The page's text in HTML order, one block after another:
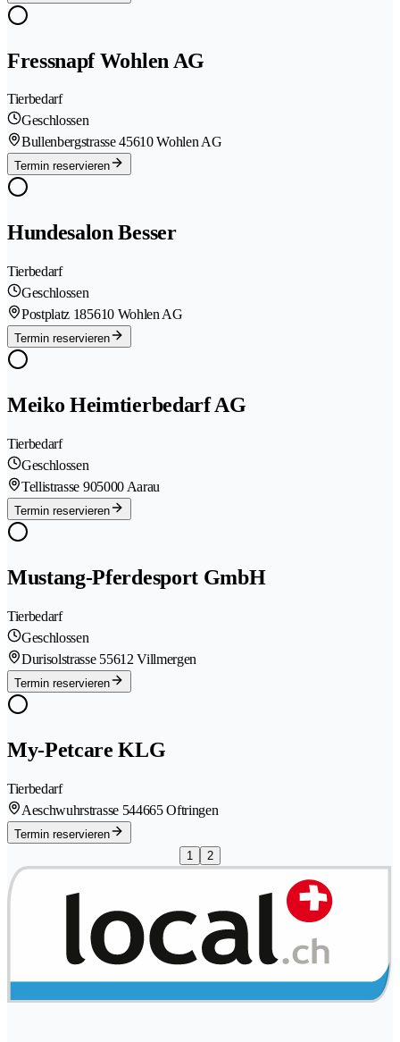
Fressnapf Wohlen AG
Tierbedarf
Geschlossen
Bullenbergstrasse 45610 Wohlen AG
Termin reservieren
Hundesalon Besser
Tierbedarf
Geschlossen
Postplatz 185610 Wohlen AG
Termin reservieren
Meiko Heimtierbedarf AG
Tierbedarf
Geschlossen
Tellistrasse 905000 Aarau
Termin reservieren
Mustang-Pferdesport GmbH
Tierbedarf
Geschlossen
Durisolstrasse 55612 Villmergen
Termin reservieren
My-Petcare KLG
Tierbedarf
Aeschwuhrstrasse 544665 Oftringen
Termin reservieren
1
2